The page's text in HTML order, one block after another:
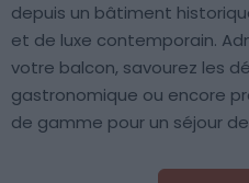
depuis un bâtiment
et de luxe contemporain.
votre balcon, savourez les
gastronomique ou encore
de gamme pour un séjour